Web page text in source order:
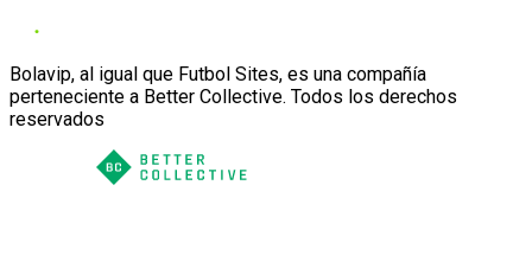
Bolavip, al igual que Futbol Sites, es una compañía
perteneciente a Better Collective. Todos los derechos
reservados